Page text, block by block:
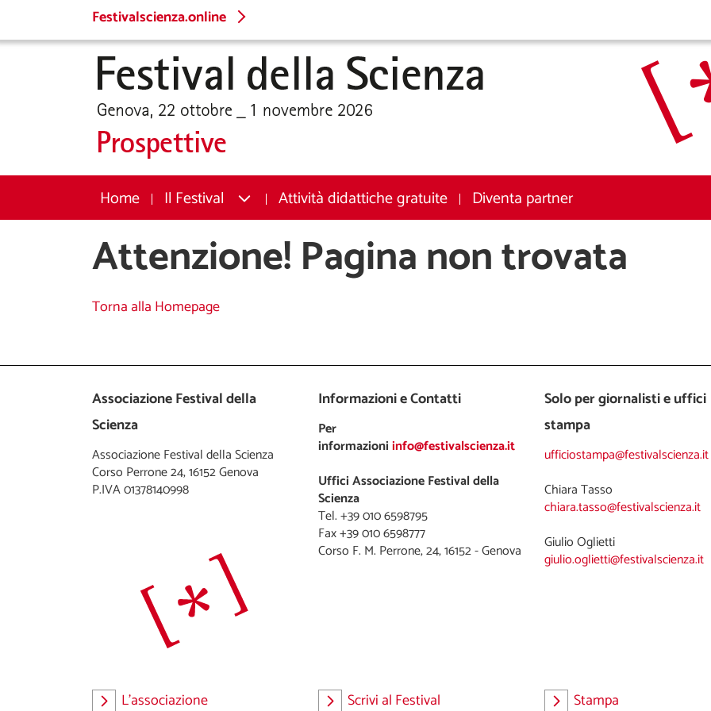
Festivalscienza.online
Home Il Festival Attività didattiche gratuite Diventa partner
Attenzione! Pagina non trovata
Torna alla Homepage
Associazione Festival della
Scienza
Associazione Festival della Scienza
Corso Perrone 24, 16152 Genova
P.IVA 01378140998
L'associazione
Informazioni e Contatti
Per
informazioniinfo@festivalscienza.it
Uffici Associazione Festival della
Scienza
Tel. +39 010 6598795
Fax +39 010 6598777
Scrivi al Festival
Solo per giornalisti e uffici
stampa
ufficiostampa@festivalscienza.it
chiara.tasso@festivalscienza.it
Giulio Oglietti
giulio.oglietti@festivalscienza.it
Stampa